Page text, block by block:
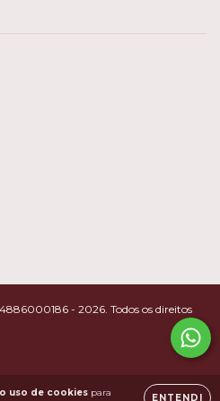
uso de cookies para
ENTENDI
- 2026. Todos os direitos